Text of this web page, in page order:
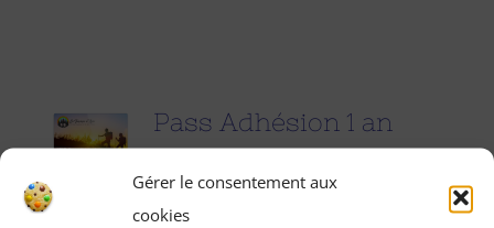
Gérer le consentement aux
cookies
Pass Adhésion 1 an
25.00€ pour 1 an